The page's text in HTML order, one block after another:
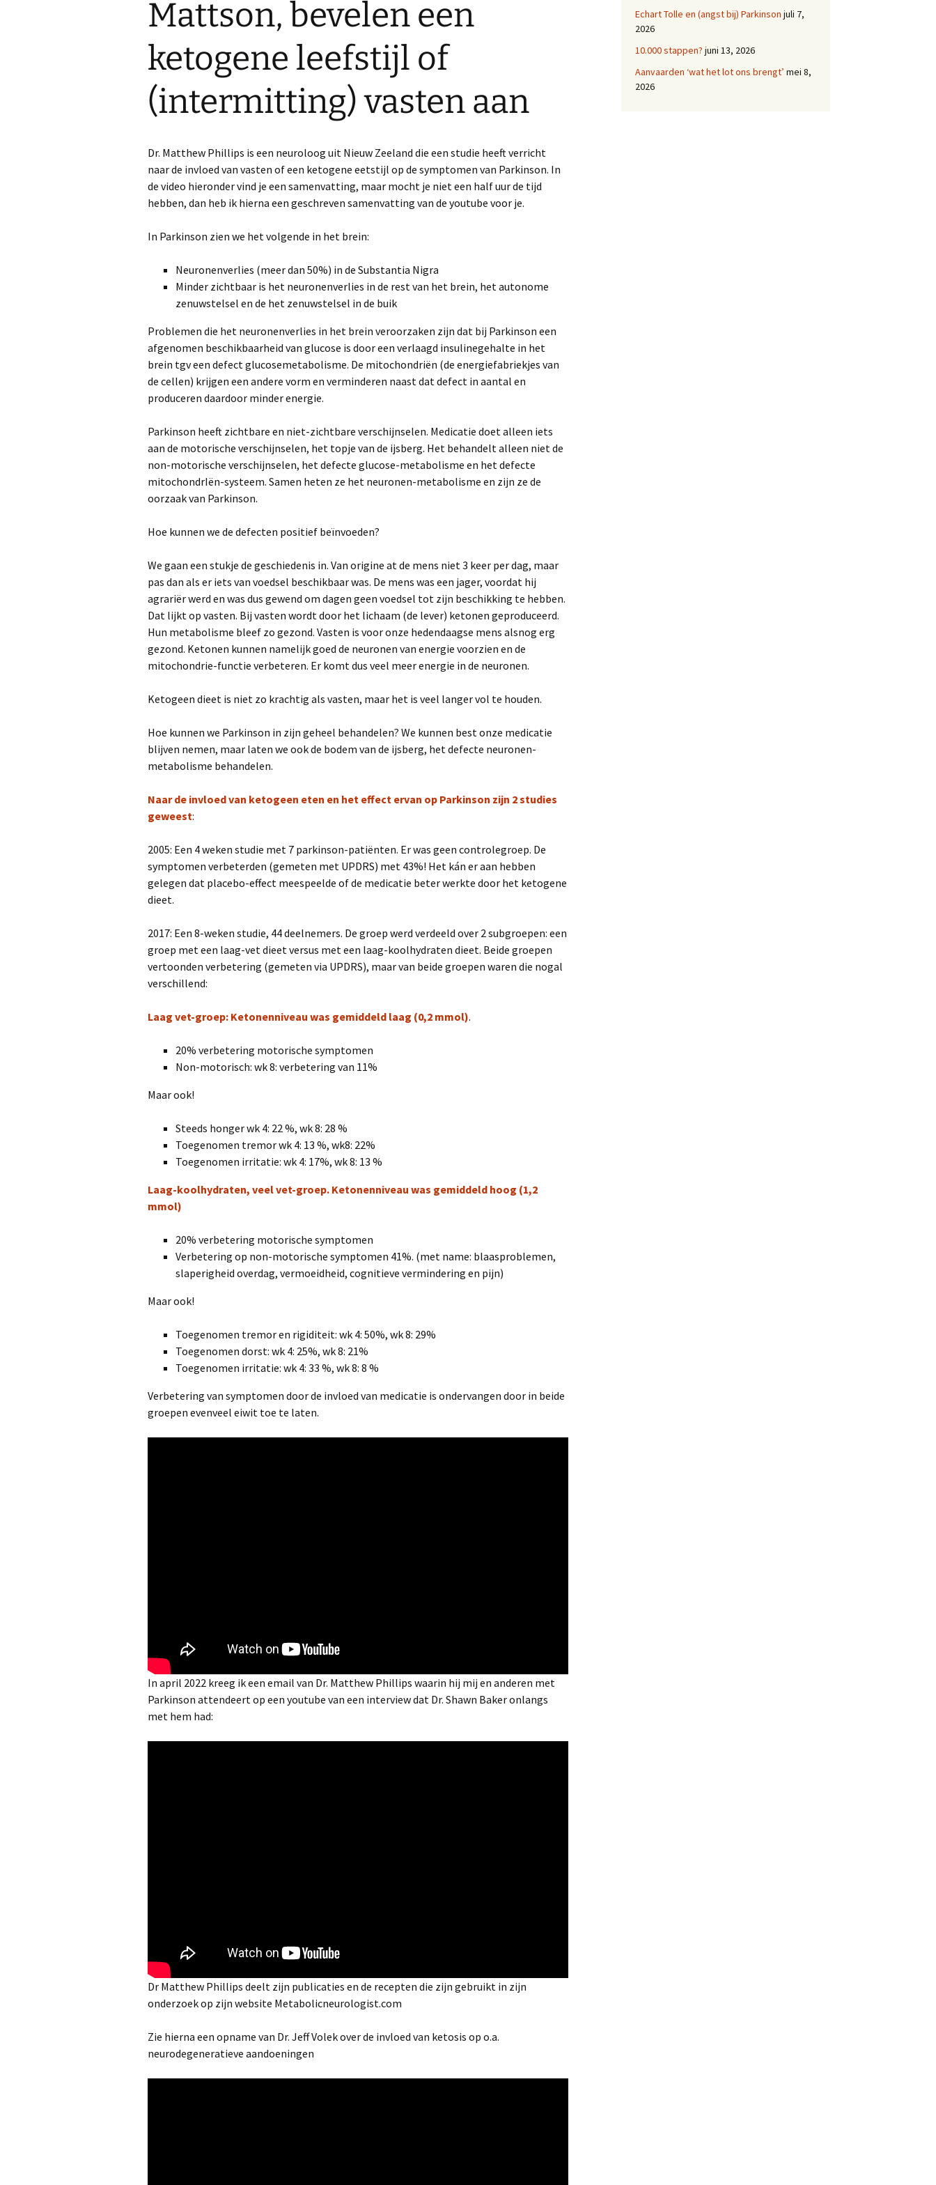
Qigonglessen in Wijk bij
Duurstede
Enkele basis-
qigongtermen
Bianca Molle – elke dag 3
uur Qigong
Howard Shifke – Qigong
Bewust bewegen
Dr. Willem Oudegeest,
revalidatiearts, LSVT
PD Warrior, een
oefenprogramma dat
neuroplasticiteit
Ecologische therapie bij
Parkinson – Prof dr.
Rafael Gonzalez
Maldonado
Hoofdstuk 1 –
Symptomen die dr.
Parkisnon nooit zag
Hoofdstuk 3 – Ik voel dus
ik besta. Over
sensorische stimuli.
Hoofdstuk 4 – Plezier
verhoogt dopamine
Hoofdstuk 5 – Stress
doodt neuronen
jouw dromen, dan
voorspel ik jou je
toekomst
Hoofdstuk 7 – Parkinson
met natuurlijke Levodopa
je al Parkinsonmedicatie
gebruikt
John Pepper en Dr.
Alex Kerten, Israëlische
krijgskunstenaar en zijn
Dr. Sarah King en Collin
Potter, oefeningen en
voeding
Prof. Dr. Karen Raphael
heeft zelf Parkinson en
symptomen weg
John Ball liep na zijn
diagnose 25 marathons.
Mijn vader, de
Parkinsonisme?
Dr. Ray Dorsey met de
laatste
wetenswaardigheden
rondom oorzaak en
behandeling van
Parkinson
Jimmy Choi liep 7 jaar na
diagnose met een kruk
en loopt nu marathons
Supplementen
Drinken
Ketogene leefstijl –
startplan
Jeff Volek en Prof. Mark
Mattson, bevelen een
ketogene leefstijl of
(intermitting) vasten aan
Prof Tim Spector en Prof
voeding en het
darmmicrobioom
Carnivoor
Dr. Bruce Fife, Parkinson
(!) kokosolie erin
Dr. A. Costantini en zijn
vitamine B1-therapie
Dr. Laurie K. Mishley,
onderzoek invloed van
leefstijl op de progressie
van Parkinson
Manfred Poggel – zelf nu
van haar MS met een
of beperking
Joe Dispenza – maak je
gedachten tot realiteit
onderzoeker/interviewer
Wim Hof, koud douchen,
ijsbaden en dopamine
Ademhalen – hoe doe je
dat?
Oormassage
Beleving van de partner
2025
Dr. Janice Hadlock –
genezen vanuit ‘je veilig
voelen’
Mattson, bevelen een
ketogene leefstijl of
(intermitting) vasten aan
Dr. Matthew Phillips is een neuroloog uit Nieuw Zeeland die een studie heeft verricht
naar de invloed van vasten of een ketogene eetstijl op de symptomen van Parkinson. In
de video hieronder vind je een samenvatting, maar mocht je niet een half uur de tijd
hebben, dan heb ik hierna een geschreven samenvatting van de youtube voor je.
In Parkinson zien we het volgende in het brein:
Neuronenverlies (meer dan 50%) in de Substantia Nigra
Minder zichtbaar is het neuronenverlies in de rest van het brein, het autonome
zenuwstelsel en de het zenuwstelsel in de buik
Problemen die het neuronenverlies in het brein veroorzaken zijn dat bij Parkinson een
afgenomen beschikbaarheid van glucose is door een verlaagd insulinegehalte in het
brein tgv een defect glucosemetabolisme. De mitochondriën (de energiefabriekjes van
de cellen) krijgen een andere vorm en verminderen naast dat defect in aantal en
produceren daardoor minder energie.
Parkinson heeft zichtbare en niet-zichtbare verschijnselen. Medicatie doet alleen iets
aan de motorische verschijnselen, het topje van de ijsberg. Het behandelt alleen niet de
non-motorische verschijnselen, het defecte glucose-metabolisme en het defecte
mitochondrIën-systeem. Samen heten ze het neuronen-metabolisme en zijn ze de
oorzaak van Parkinson.
Hoe kunnen we de defecten positief beïnvoeden?
We gaan een stukje de geschiedenis in. Van origine at de mens niet 3 keer per dag, maar
pas dan als er iets van voedsel beschikbaar was. De mens was een jager, voordat hij
agrariër werd en was dus gewend om dagen geen voedsel tot zijn beschikking te hebben.
Dat lijkt op vasten. Bij vasten wordt door het lichaam (de lever) ketonen geproduceerd.
Hun metabolisme bleef zo gezond. Vasten is voor onze hedendaagse mens alsnog erg
gezond. Ketonen kunnen namelijk goed de neuronen van energie voorzien en de
mitochondrie-functie verbeteren. Er komt dus veel meer energie in de neuronen.
Ketogeen dieet is niet zo krachtig als vasten, maar het is veel langer vol te houden.
Hoe kunnen we Parkinson in zijn geheel behandelen? We kunnen best onze medicatie
blijven nemen, maar laten we ook de bodem van de ijsberg, het defecte neuronen-
metabolisme behandelen.
Naar de invloed van ketogeen eten en het effect ervan op Parkinson zijn 2 studies
geweest:
2005: Een 4 weken studie met 7 parkinson-patiënten. Er was geen controlegroep. De
symptomen verbeterden (gemeten met UPDRS) met 43%! Het kán er aan hebben
gelegen dat placebo-effect meespeelde of de medicatie beter werkte door het ketogene
dieet.
2017: Een 8-weken studie, 44 deelnemers. De groep werd verdeeld over 2 subgroepen: een
groep met een laag-vet dieet versus met een laag-koolhydraten dieet. Beide groepen
vertoonden verbetering (gemeten via UPDRS), maar van beide groepen waren die nogal
verschillend:
Laag vet-groep: Ketonenniveau was gemiddeld laag (0,2 mmol).
20% verbetering motorische symptomen
Non-motorisch: wk 8: verbetering van 11%
Maar ook!
Steeds honger wk 4: 22 %, wk 8: 28 %
Toegenomen tremor wk 4: 13 %, wk8: 22%
Toegenomen irritatie: wk 4: 17%, wk 8: 13 %
Laag-koolhydraten, veel vet-groep. Ketonenniveau was gemiddeld hoog (1,2
mmol)
20% verbetering motorische symptomen
Verbetering op non-motorische symptomen 41%. (met name: blaasproblemen,
slaperigheid overdag, vermoeidheid, cognitieve vermindering en pijn)
Maar ook!
Toegenomen tremor en rigiditeit: wk 4: 50%, wk 8: 29%
Toegenomen dorst: wk 4: 25%, wk 8: 21%
Toegenomen irritatie: wk 4: 33 %, wk 8: 8 %
Verbetering van symptomen door de invloed van medicatie is ondervangen door in beide
groepen evenveel eiwit toe te laten.
In april 2022 kreeg ik een email van Dr. Matthew Phillips waarin hij mij en anderen met
Parkinson attendeert op een youtube van een interview dat Dr. Shawn Baker onlangs
met hem had:
Dr Matthew Phillips deelt zijn publicaties en de recepten die zijn gebruikt in zijn
onderzoek op zijn website Metabolicneurologist.com
Zie hierna een opname van Dr. Jeff Volek over de invloed van ketosis op o.a.
neurodegeneratieve aandoeningen
Echart Tolle en (angst bij) Parkinson juli 7,
2026
10.000 stappen? juni 13, 2026
Aanvaarden ‘wat het lot ons brengt’ mei 8,
2026